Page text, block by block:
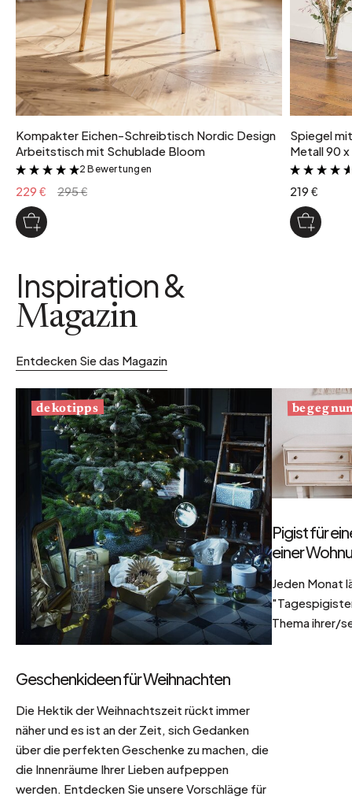
Blaugrau
Kompakter Eichen-Schreibtisch Nordic Design
Arbeitstisch mit Schublade Bloom
&
2 Bewertungen
229 € 295 €
Spiegel
Metall 90
219 €
Inspiration &
Magazin
Entdecken Sie das Magazin
dekotipps
Geschenkideen für Weihnachten
Die Hektik der Weihnachtszeit rückt immer
näher und es ist an der Zeit, sich Gedanken
über die perfekten Geschenke zu machen, die
die Innenräume Ihrer Lieben aufpeppen
werden. Entdecken Sie unsere Vorschläge für
Pigist für
einer
Jeden Monat
Thema ihrer/